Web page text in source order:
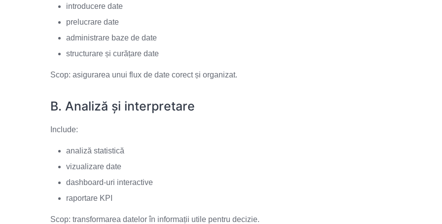
introducere date
prelucrare date
administrare baze de date
structurare și curățare date
Scop: asigurarea unui flux de date corect și organizat.
B. Analiză și interpretare
Include:
analiză statistică
vizualizare date
dashboard-uri interactive
raportare KPI
Scop: transformarea datelor în informații utile pentru decizie.